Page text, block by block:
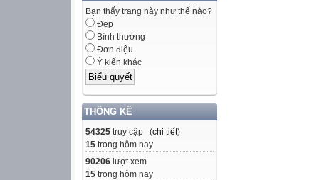
Bạn thấy trang này như thế nào?
Đẹp
Bình thường
Đơn điệu
Ý kiến khác
THỐNG KÊ
54325 truy cập (chi tiết)
15 trong hôm nay
90206 lượt xem
15 trong hôm nay